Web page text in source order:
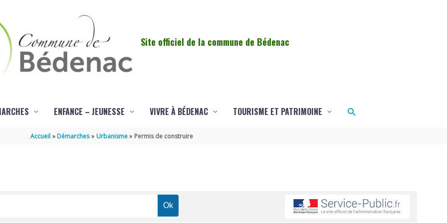
Site officiel de la commune de Bédenac
ENFANCE – JEUNESSE VIVRE À BÉDENAC TOURISME ET PATRIMOINE Rechercher
Accueil Démarches Urbanisme Permis de construire